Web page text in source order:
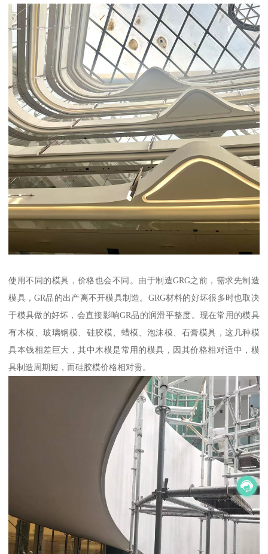
使用不同的模具，价格也会不同。由于制造GRG之前，需求先制造
模具，GR品的出产离不开模具制造。GRG材料的好坏很多时也取决
于模具做的好坏，会直接影响GR品的润滑平整度。现在常用的模具
有木模、玻璃钢模、硅胶模、蜡模、泡沫模、石膏模具，这几种模
具本钱相差巨大，其中木模是常用的模具，因其价格相对适中，模
具制造周期短，而硅胶模价格相对贵。